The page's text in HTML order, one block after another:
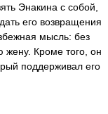
Энакина с собой,
его возвращения
мысль: без
жену. Кроме того, он
поддерживал его